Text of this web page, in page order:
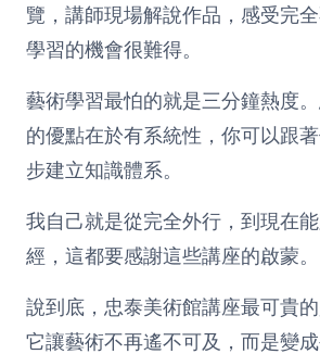
覽，講師現場解說作品，感受完
學習的機會很難得。
藝術學習最怕的就是三分鐘熱度
的優點在於有系統性，你可以跟
步建立知識體系。
我自己就是從完全外行，到現在
經，這都要感謝這些講座的啟蒙。
說到底，忠泰美術館講座最可貴的
它讓藝術不再遙不可及，而是變